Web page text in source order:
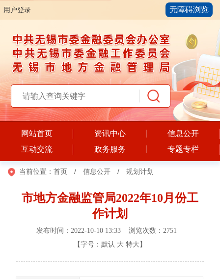
用户登录 无障碍浏览
网站首页 资讯中心
信息公开
互动交流
政务服务 专题专栏
当前位置： 首页 / 信息公开 / 规划计划
市地方金融监管局2022年10月份工
作计划
发布时间：2022-10-10 13:33 浏览次数：2751
【字号： 默认 大 特大 】